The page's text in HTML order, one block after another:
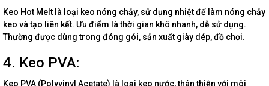
Keo Hot Melt là loại keo nóng chảy, sử dụng nhiệt để làm nóng chảy
keo và tạo liên kết. Ưu điểm là thời gian khô nhanh, dễ sử dụng.
Thường được dùng trong đóng gói, sản xuất giày dép, đồ chơi.
4. Keo PVA:
Keo PVA (Polyvinyl Acetate) là loại keo nước, thân thiện với môi